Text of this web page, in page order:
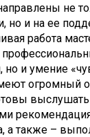
не
но и на ее
работа
и умение
огромный
а также –